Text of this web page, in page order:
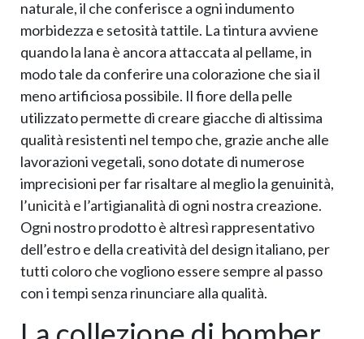
naturale, il che conferisce a ogni indumento
morbidezza e setosità tattile. La tintura avviene
quando la lana è ancora attaccata al pellame, in
modo tale da conferire una colorazione che sia il
meno artificiosa possibile. Il fiore della pelle
utilizzato permette di creare giacche di altissima
qualità resistenti nel tempo che, grazie anche alle
lavorazioni vegetali, sono dotate di numerose
imprecisioni per far risaltare al meglio la genuinità,
l’unicità e l’artigianalità di ogni nostra creazione.
Ogni nostro prodotto è altresì rappresentativo
dell’estro e della creatività del design italiano, per
tutti coloro che vogliono essere sempre al passo
con i tempi senza rinunciare alla qualità.